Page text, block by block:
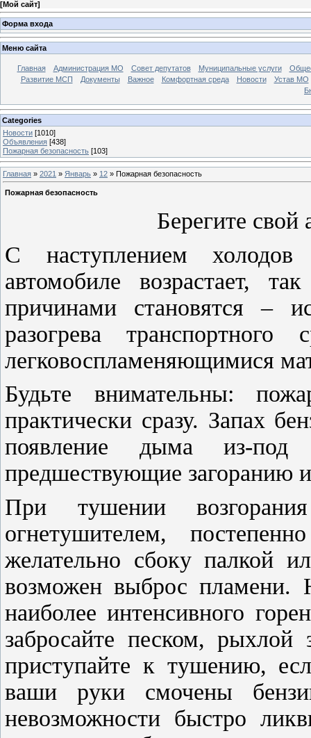
[Мой сайт]
Форма входа
Меню сайта
Главная Администрация МО Совет депутатов Муниципальные услуги
Развитие МСП
Документы Важное Комфортная среда Новости
Устав МО
Categories
Новости [1010]
Объявления [438]
Пожарная безопасность [103]
Главная » 2021 » Январь » 12 » Пожарная безопасность
Пожарная безопасность
Берегите свой
С наступлением
автомобиле возрастает,
причинами становятся –
разогрева транспортного
легковоспламеняющимися
Будьте внимательны:
практически сразу. Запах
появление дыма из-
предшествующие загоранию
При тушении
огнетушителем,
желательно сбоку палкой
возможен выброс пламени.
наиболее интенсивного
забросайте песком,
приступайте к тушению,
ваши руки смочены
невозможности быстро